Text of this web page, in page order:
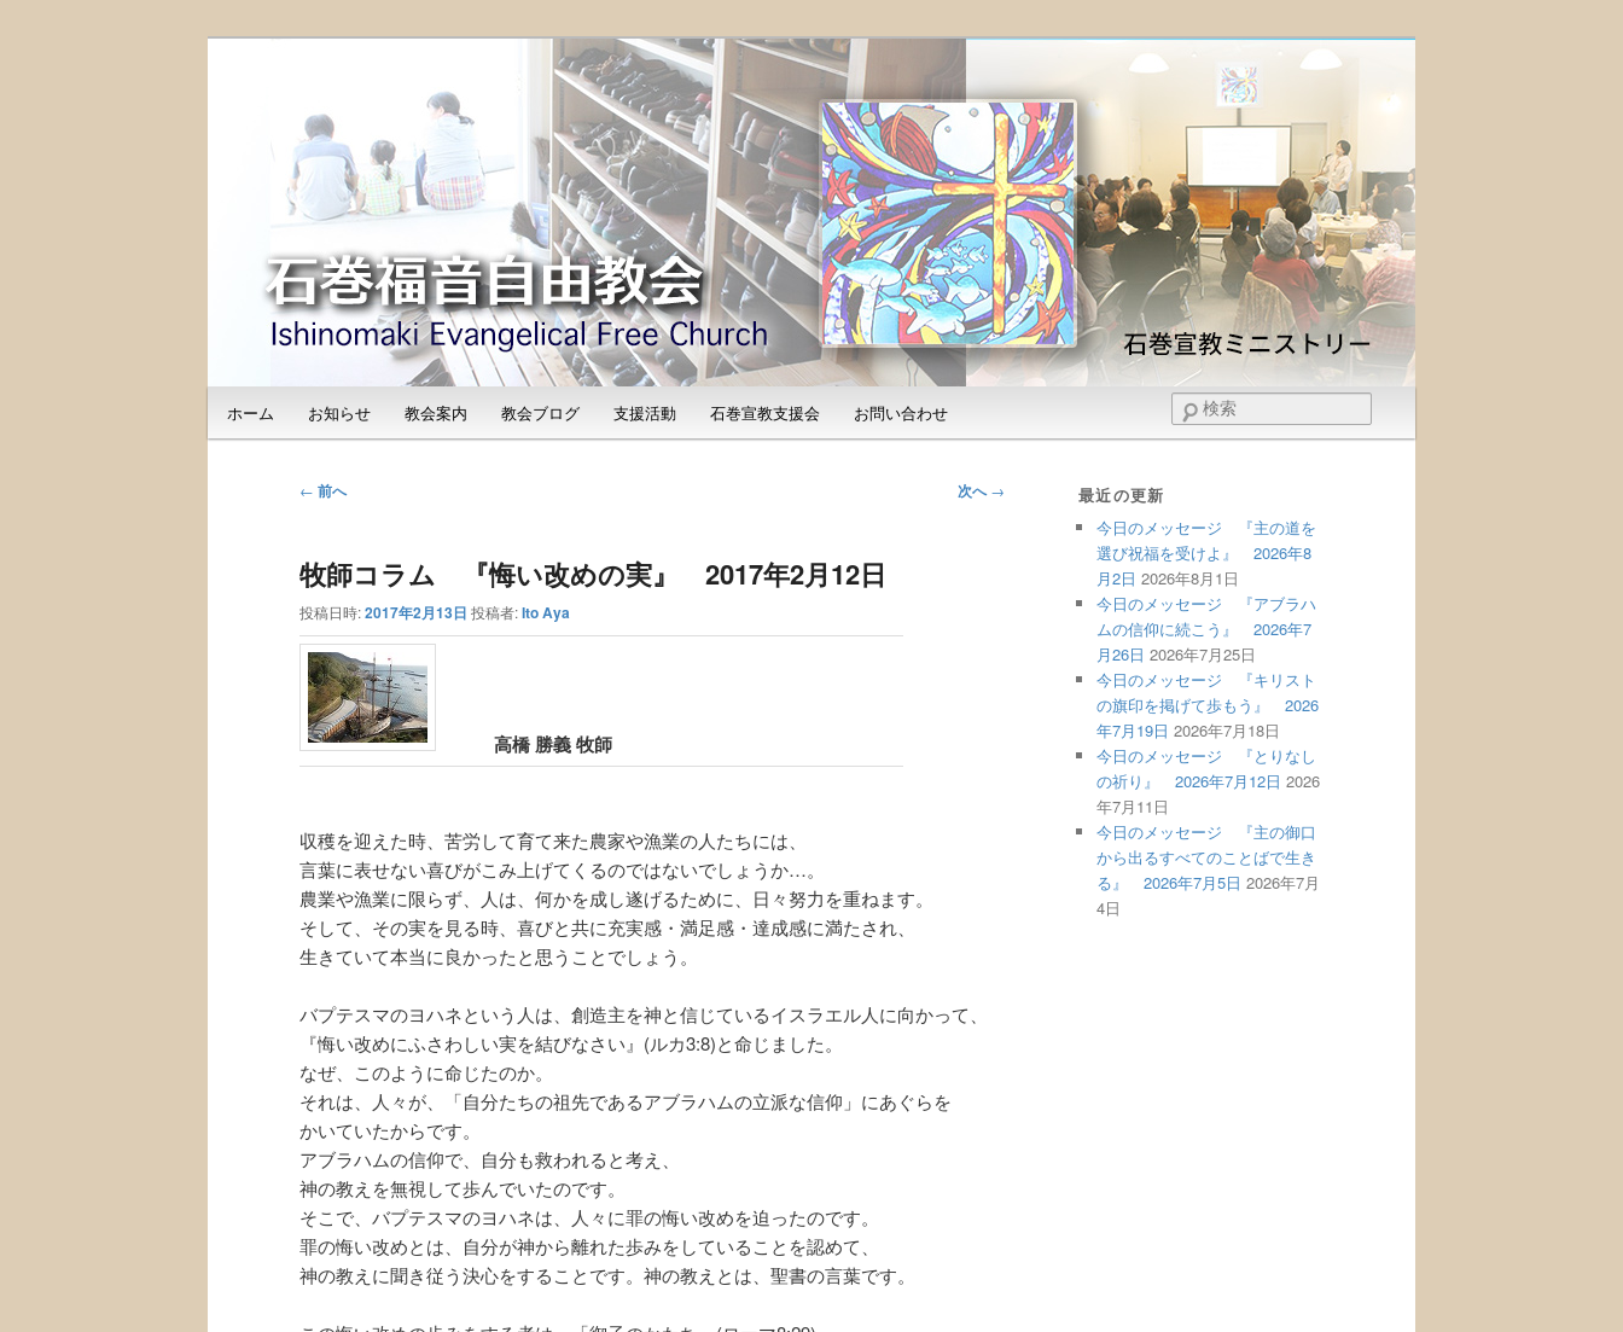
石巻福音自由教会（Ishinomaki Evangelical
Free Church）
日本福音自由教会の有志による「石巻宣教支援会」によって支えられる新しい教会と、被災地支援活動
索
ホーム お知らせ 教会案内 教会ブログ 支援活動 石巻宣教支援会 お問い合わせ
投
ビ
ゲ
ー
シ
ョ
ン
← 前へ 次へ→
牧師コラム 『悔い改めの実』 2017年2月12日
投稿日時:2017年2月13日 投稿者:Ito Aya
高橋 勝義 牧師
収穫を迎えた時、苦労して育て来た農家や漁業の人たちには、
言葉に表せない喜びがこみ上げてくるのではないでしょうか…。
農業や漁業に限らず、人は、何かを成し遂げるために、日々努力を重ねます。
そして、その実を見る時、喜びと共に充実感・満足感・達成感に満たされ、
生きていて本当に良かったと思うことでしょう。
バプテスマのヨハネという人は、創造主を神と信じているイスラエル人に向かって、
『悔い改めにふさわしい実を結びなさい』(ルカ3:8)と命じました。
なぜ、このように命じたのか。
それは、人々が、「自分たちの祖先であるアブラハムの立派な信仰」にあぐらを
かいていたからです。
アブラハムの信仰で、自分も救われると考え、
神の教えを無視して歩んでいたのです。
そこで、バプテスマのヨハネは、人々に罪の悔い改めを迫ったのです。
罪の悔い改めとは、自分が神から離れた歩みをしていることを認めて、
神の教えに聞き従う決心をすることです。神の教えとは、聖書の言葉です。
最近の更新
今日のメッセージ 『主の道を
選び祝福を受けよ』 2026年8
月2日 2026年8月1日
今日のメッセージ 『アブラハ
ムの信仰に続こう』 2026年7
月26日 2026年7月25日
今日のメッセージ 『キリスト
の旗印を掲げて歩もう』 2026
年7月19日 2026年7月18日
今日のメッセージ 『とりなし
の祈り』 2026年7月12日 2026
年7月11日
今日のメッセージ 『主の御口
から出るすべてのことばで生き
る』 2026年7月5日 2026年7月
4日